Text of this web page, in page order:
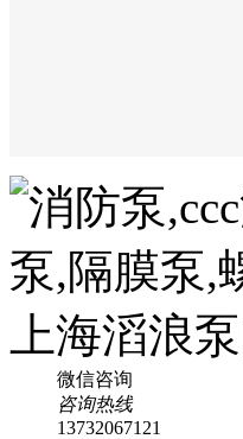
微信咨询
咨询热线
13732067121